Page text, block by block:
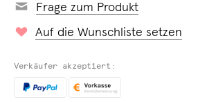
Frage zum Produkt
Auf die Wunschliste setzen
Verkäufer akzeptiert: